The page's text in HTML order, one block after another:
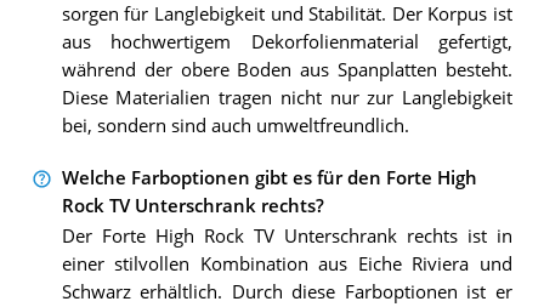
sorgen für Langlebigkeit und Stabilität. Der Korpus ist
aus hochwertigem Dekorfolienmaterial gefertigt,
während der obere Boden aus Spanplatten besteht.
Diese Materialien tragen nicht nur zur Langlebigkeit
bei, sondern sind auch umweltfreundlich.
Welche Farboptionen gibt es für den Forte High
Rock TV Unterschrank rechts?
Der Forte High Rock TV Unterschrank rechts ist in
einer stilvollen Kombination aus Eiche Riviera und
Schwarz erhältlich. Durch diese Farboptionen ist er